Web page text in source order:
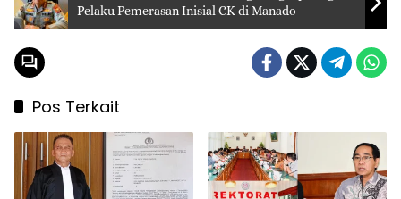
Pelaku Pemerasan Inisial CK di Manado
Pos Terkait